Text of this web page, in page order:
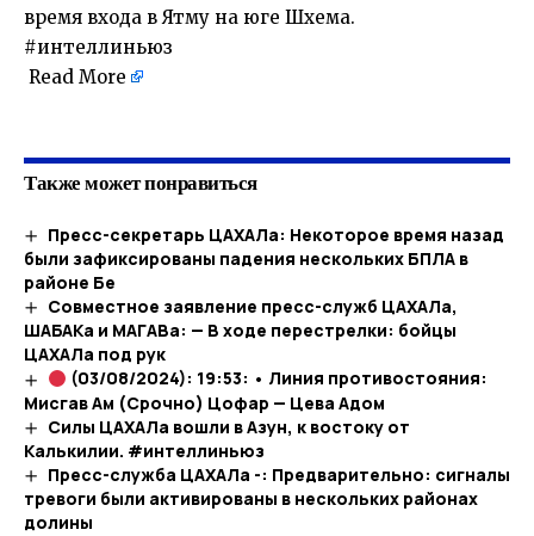
время входа в Ятму на юге Шхема.
#интеллиньюз
Read More
Также может понравиться
Пресс-секретарь ЦАХАЛа: Некоторое время назад
были зафиксированы падения нескольких БПЛА в
районе Бе
Совместное заявление пресс-служб ЦАХАЛа,
ШАБАКа и МАГАВа: — В ходе перестрелки: бойцы
ЦАХАЛа под рук
(03/08/2024): 19:53: • Линия противостояния:
Мисгав Ам (Срочно) Цофар — Цева Адом
Силы ЦАХАЛа вошли в Азун, к востоку от
Калькилии. #интеллиньюз
Пресс-служба ЦАХАЛа -: Предварительно: сигналы
тревоги были активированы в нескольких районах
долины